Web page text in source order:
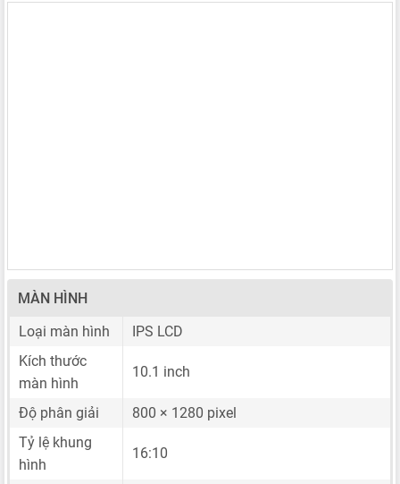
MÀN HÌNH
Loại màn hình
IPS LCD
Kích thước
màn hình
10.1 inch
Độ phân giải
800 × 1280 pixel
Tỷ lệ khung
hình
16:10